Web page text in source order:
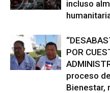
incluso
POR
proceso
Bienestar,